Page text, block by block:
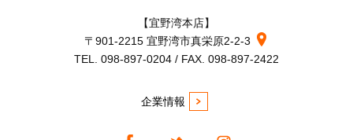
【宜野湾本店】
〒901-2215 宜野湾市真栄原2-2-3
TEL. 098-897-0204 / FAX. 098-897-2422
企業情報